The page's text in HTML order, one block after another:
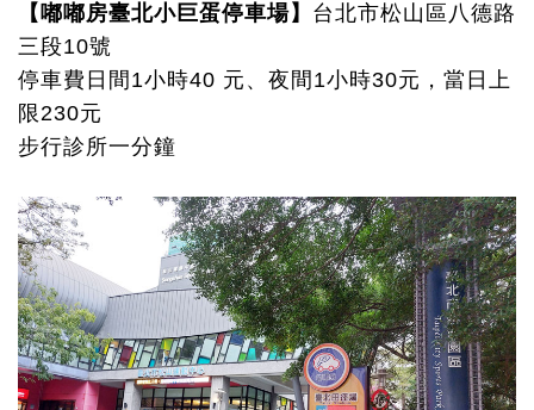
【嘟嘟房臺北小巨蛋停車場】 台北市松山區八德路
三段10號
停車費日間1小時40 元、夜間1小時30元，當日上
限230元
步行診所一分鐘